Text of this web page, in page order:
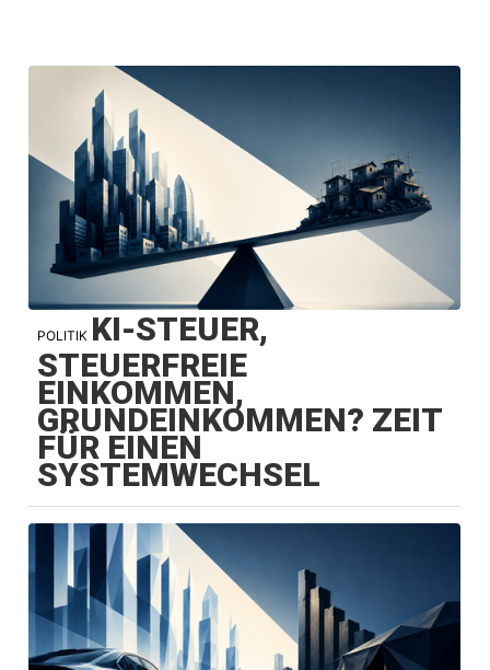
POLITIK KI-STEUER,
STEUERFREIE
EINKOMMEN,
GRUNDEINKOMMEN? ZEIT
FÜR EINEN
SYSTEMWECHSEL